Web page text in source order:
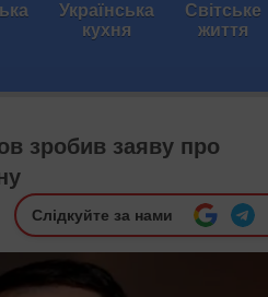
Українська
кухня
Світське
життя
зробив заяву про
Слідкуйте за нами